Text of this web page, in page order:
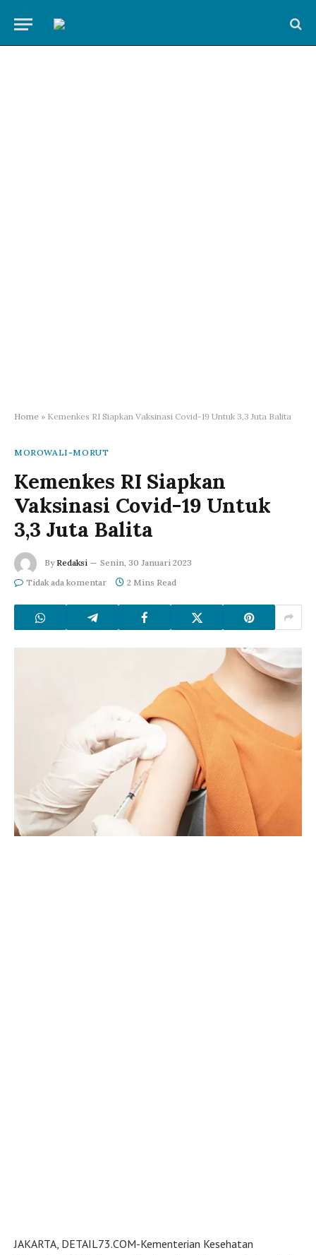
Home » Kemenkes RI Siapkan Vaksinasi Covid-19 Untuk 3,3 Juta Balita
MOROWALI-MORUT
Kemenkes RI Siapkan
Vaksinasi Covid-19 Untuk
3,3 Juta Balita
By Redaksi
Senin, 30 Januari 2023
Tidak ada komentar
2 Mins Read
JAKARTA, DETAIL73.COM-Kementerian Kesehatan